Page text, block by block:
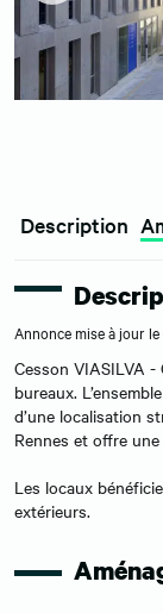
Description
Annonce mise à jour
Cesson VIASILVA
bureaux.
d’une localisation
Rennes et offre
Les locaux
extérieurs.